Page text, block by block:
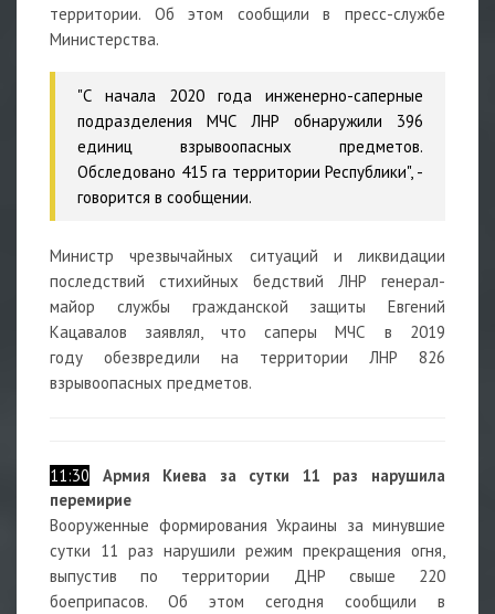
территории. Об этом сообщили в пресс-службе
Министерства.
"С начала 2020 года инженерно-саперные
подразделения МЧС ЛНР обнаружили 396
единиц взрывоопасных предметов.
Обследовано 415 га территории Республики", -
говорится в сообщении.
Министр чрезвычайных ситуаций и ликвидации
последствий стихийных бедствий ЛНР генерал-
майор службы гражданской защиты Евгений
Кацавалов заявлял, что саперы МЧС в 2019
году обезвредили на территории ЛНР 826
взрывоопасных предметов.
11:30
Армия Киева за сутки 11 раз нарушила
перемирие
Вооруженные формирования Украины за минувшие
сутки 11 раз нарушили режим прекращения огня,
выпустив по территории ДНР свыше 220
боеприпасов. Об этом сегодня сообщили в